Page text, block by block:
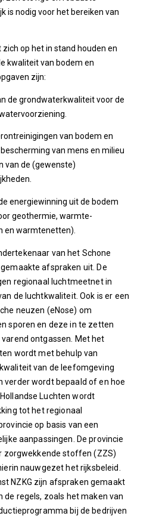
is nodig voor het bereiken van
zich op het in stand houden en
kwaliteit van bodem en
zijn:
de grondwaterkwaliteit voor de
van bodem en
van mens en milieu
van de (gewenste)
energiewinning uit de bodem
geothermie, warmte-
en warmtenetten).
van het Schone
afspraken uit. De
regionaal luchtmeetnet in
de luchtkwaliteit. Ook is er een
neuzen (eNose) om
sporen en deze in te zetten
ontgassen. Met het
wordt met behulp van
van de leefomgeving
verder wordt bepaald of en hoe
Luchten wordt
tot het regionaal
op basis van een
aanpassingen. De provincie
zorgwekkende stoffen (ZZS)
nauwgezet het rijksbeleid.
NZKG zijn afspraken gemaakt
de regels, zoals het maken van
bij de bedrijven